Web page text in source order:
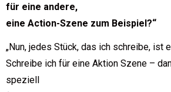
für eine andere,
eine Action-Szene zum Beispiel?“
„Nun, jedes Stück, das ich schreibe, ist
Schreibe ich für eine Aktion Szene –
speziell